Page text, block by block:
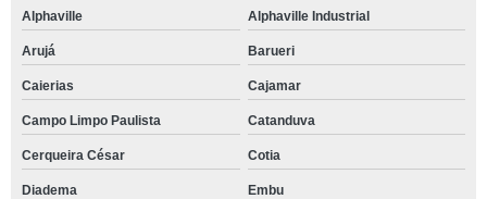
Alphaville Alphaville Industrial
Arujá Barueri
Caierias Cajamar
Campo Limpo Paulista Catanduva
Cerqueira César Cotia
Diadema Embu